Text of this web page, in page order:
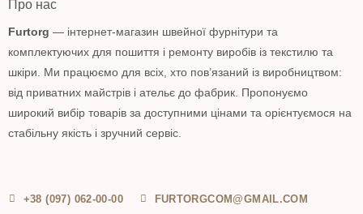
Про нас
Furtorg — інтернет-магазин швейної фурнітури та
комплектуючих для пошиття і ремонту виробів із текстилю та
шкіри. Ми працюємо для всіх, хто пов’язаний із виробництвом:
від приватних майстрів і ательє до фабрик. Пропонуємо
широкий вибір товарів за доступними цінами та орієнтуємося на
стабільну якість і зручний сервіс.
+38 (097) 062-00-00 FURTORGCOM@GMAIL.COM